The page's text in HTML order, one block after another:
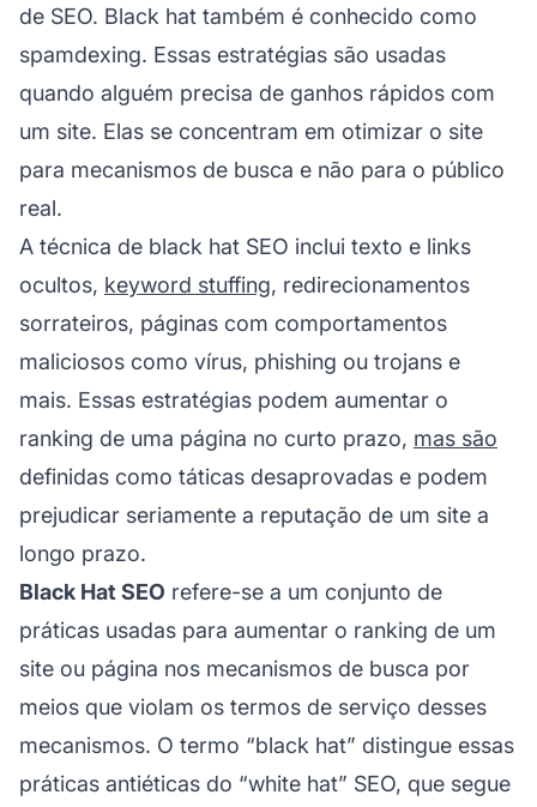
de SEO. Black hat também é conhecido como
spamdexing. Essas estratégias são usadas
quando alguém precisa de ganhos rápidos com
um site. Elas se concentram em otimizar o site
para mecanismos de busca e não para o público
real.
A técnica de black hat SEO inclui texto e links
ocultos, keyword stuffing, redirecionamentos
sorrateiros, páginas com comportamentos
maliciosos como vírus, phishing ou trojans e
mais. Essas estratégias podem aumentar o
ranking de uma página no curto prazo, mas são
definidas como táticas desaprovadas e podem
prejudicar seriamente a reputação de um site a
longo prazo.
Black Hat SEO refere-se a um conjunto de
práticas usadas para aumentar o ranking de um
site ou página nos mecanismos de busca por
meios que violam os termos de serviço desses
mecanismos. O termo “black hat” distingue essas
práticas antiéticas do “white hat” SEO, que segue